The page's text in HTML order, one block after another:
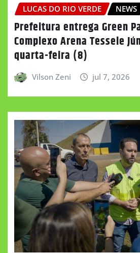
LUCAS DO RIO VERDE NEWS
Prefeitura entrega Green
Complexo Arena Tessele
quarta-feira (8)
Vilson Zeni jul 7, 2026